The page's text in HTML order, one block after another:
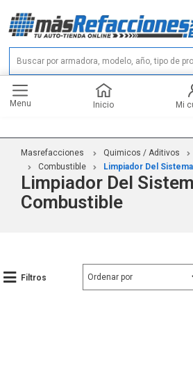
Menu Inicio Mi
Masrefacciones Quimicos / Aditivos
Combustible
Limpiador Del
Limpiador Del
Combustible
Filtros